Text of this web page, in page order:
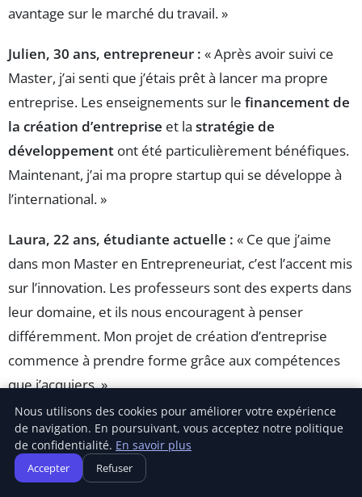
avantage sur le marché du travail. »
Julien, 30 ans, entrepreneur : « Après avoir suivi ce
Master, j’ai senti que j’étais prêt à lancer ma propre
entreprise. Les enseignements sur le financement de
la création d’entreprise et la stratégie de
développement ont été particulièrement bénéfiques.
Maintenant, j’ai ma propre startup qui se développe à
l’international. »
Laura, 22 ans, étudiante actuelle : « Ce que j’aime
dans mon Master en Entrepreneuriat, c’est l’accent mis
sur l’innovation. Les professeurs sont des experts dans
leur domaine, et ils nous encouragent à penser
différemment. Mon projet de création d’entreprise
commence à prendre forme grâce aux compétences
que j’acquiers. »
Thomas, 28 ans, candidat au Master :« J’ai choisi ce
Master en raison de sa réputation dans le domaine de
l’entrepreneuriat. Les spécialisations proposées,
Nous utilisons des cookies pour améliorer votre expérience
de navigation. En poursuivant, vous acceptez notre politique
de confidentialité. En savoir plus
Accepter Refuser